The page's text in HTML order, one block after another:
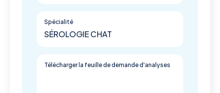
Spécialité
SÉROLOGIE CHAT
Télécharger la feuille de demande d'analyses